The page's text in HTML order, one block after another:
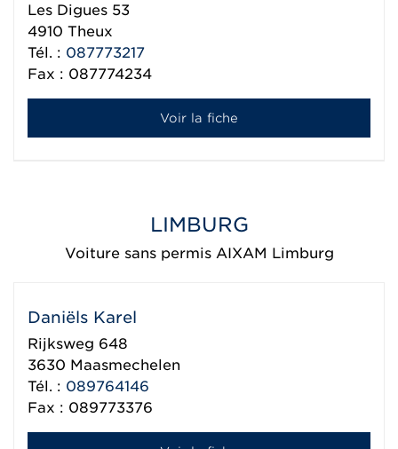
Les Digues 53
4910 Theux
Tél. : 087773217
Fax : 087774234
Voir la fiche
LIMBURG
Voiture sans permis AIXAM Limburg
Daniëls Karel
Rijksweg 648
3630 Maasmechelen
Tél. : 089764146
Fax : 089773376